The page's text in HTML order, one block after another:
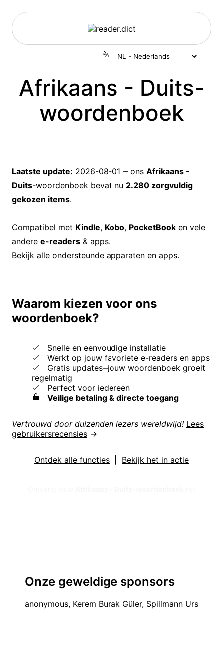
Afrikaans - Duits-
woordenboek
Laatste update: 2026-08-01 ‒ ons Afrikaans -
Duits-woordenboek bevat nu 2.280 zorgvuldig
gekozen items.
Compatibel met Kindle, Kobo, PocketBook en vele
andere e-readers & apps.
Bekijk alle ondersteunde apparaten en apps.
Waarom kiezen voor ons
woordenboek?
Snelle en eenvoudige installatie
Werkt op jouw favoriete e-readers en apps
Gratis updates‒jouw woordenboek groeit
regelmatig
Perfect voor iedereen
Veilige betaling & directe toegang
Vertrouwd door duizenden lezers wereldwijd! Lees
gebruikersrecensies →
Ontdek alle functies Bekijk het in actie
Onze geweldige sponsors
anonymous, Kerem Burak Güler, Spillmann Urs